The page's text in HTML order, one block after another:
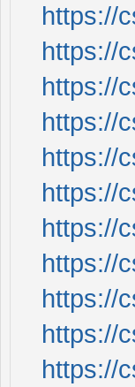
https://
https://
https://
https://
https://
https://
https://
https://
https://
https://
https://